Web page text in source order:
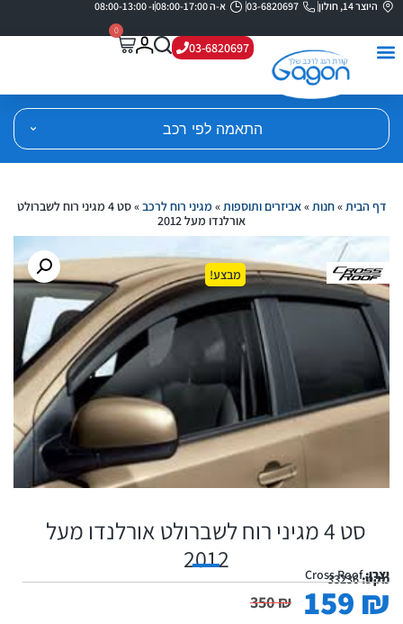
היוצר 14, חולון 03-6820697 א-ה 08:00-17:00 ו- 08:00-13:00
03-6820697
0
התאמה לפי רכב
דף הבית»חנות»אביזרים ותוספות» מגיני רוח לרכב»
סט 4 מגיני רוח לשברולט
אורלנדו מעל 2012
מבצע!
סט 4 מגיני רוח לשברולט אורלנדו מעל
2012
יצרן:Cross Roofמקט:33236
350₪ 159 ₪